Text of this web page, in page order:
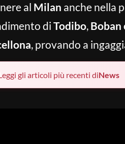
al Milan anche nella
di Todibo, Boban
, provando a
gli articoli più recenti diNews